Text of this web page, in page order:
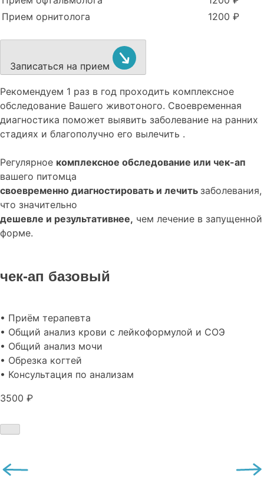
Прием орнитолога
1200 ₽
Записаться на прием
Рекомендуем 1 раз в год проходить комплексное
обследование Вашего животоного. Своевременная
диагностика поможет выявить заболевание на ранних
стадиях и благополучно его вылечить .
Регулярное комплексное обследование или чек-ап
вашего питомца
своевременно диагностировать и лечить заболевания,
что значительно
дешевле и результативнее, чем лечение в запущенной
форме.
чек-ап базовый
• Приём терапевта
• Общий анализ крови с лейкоформулой и СОЭ
• Общий анализ мочи
• Обрезка когтей
• Консультация по анализам
3500 ₽